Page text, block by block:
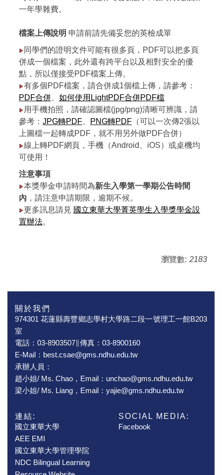
一年學雜費。
檔案上傳說明 申請前請先備妥您的英檢成單
同學們的證明文件可能有很多頁，PDF可以把多頁
併成一個檔案，此外還有跨平台以及相對安全的優
點，所以僅接受PDF檔案上傳。
有多個PDF檔案，請合併成1個檔上傳，請參考：
PDF合併
如何使用LightPDF合併PDF檔
用手機拍照，請確認圖檔(jpg/png)清晰可辨識，請
參考： JPG轉PDF PNG轉PDF （可以一次傳2張以
上圖檔一起轉成PDF，就不用另外做PDF合併）
線上轉PDF網頁，手機（Android、iOS）或桌機均
可使用！
注意事項
本獎學金申請時間為新生入學第一學期公告時間
內 ，請注意申請期限，逾期不候。
更多訊息請見 國立東華大學菁英學生入學獎學金設
置辦法。
瀏覽數: 2183
關於我們
974301 花蓮縣壽豐鄉志學村大學路二段一號理工一館B203
室
電話：03-8903507∥傳真：03-8900160
E-Mail：best.csae@gms.ndhu.edu.tw
承辦人員：
趙小姐/ Ms. Chao，Email：unchao@gms.ndhu.edu.tw
梁小姐/ Ms. Liang，Email：yajie@gms.ndhu.edu.tw
連結:
國立東華大學
AEE EMI
國立東華大學管理學院
NDC Bilingual Learning
SOCIAL MEDIA:
Facebook